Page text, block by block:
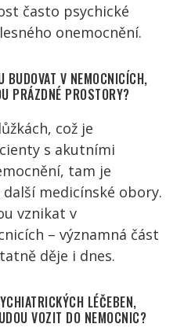
často psychické
onemocnění.
BUDOVAT V NEMOCNICÍCH,
PRÁZDNÉ PROSTORY?
což je
s akutními
tam je
medicínské obory.
vznikat v
– významná část
děje i dnes.
LÉČEBEN,
VOZIT DO NEMOCNIC?